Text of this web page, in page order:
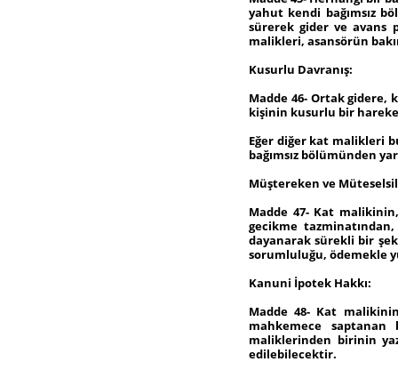
yahut kendi bağımsız
sürerek gider ve avans
malikleri, asansörün
Kusurlu Davranış:
Madde 46- Ortak
kişinin kusurlu bir
Eğer diğer kat malikleri
bağımsız bölümünden
Müştereken ve
Madde 47- Kat
gecikme
dayanarak sürekli bir
sorumluluğu, ödemekle
Kanuni İpotek Hakkı:
Madde 48- Kat
mahkemece
maliklerinden birinin
edilebilecektir.